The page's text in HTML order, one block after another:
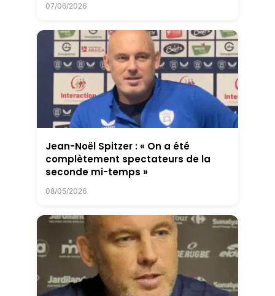
07/06/2026
Jean-Noël Spitzer : « On a été
complètement spectateurs de la
seconde mi-temps »
08/05/2026